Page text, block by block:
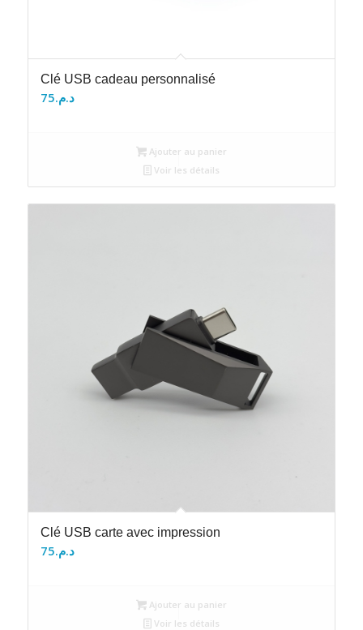
Clé USB cadeau personnalisé
د.م.75
Ajouter au panier
Voir les détails
Clé USB carte avec impression
د.م.75
Ajouter au panier
Voir les détails